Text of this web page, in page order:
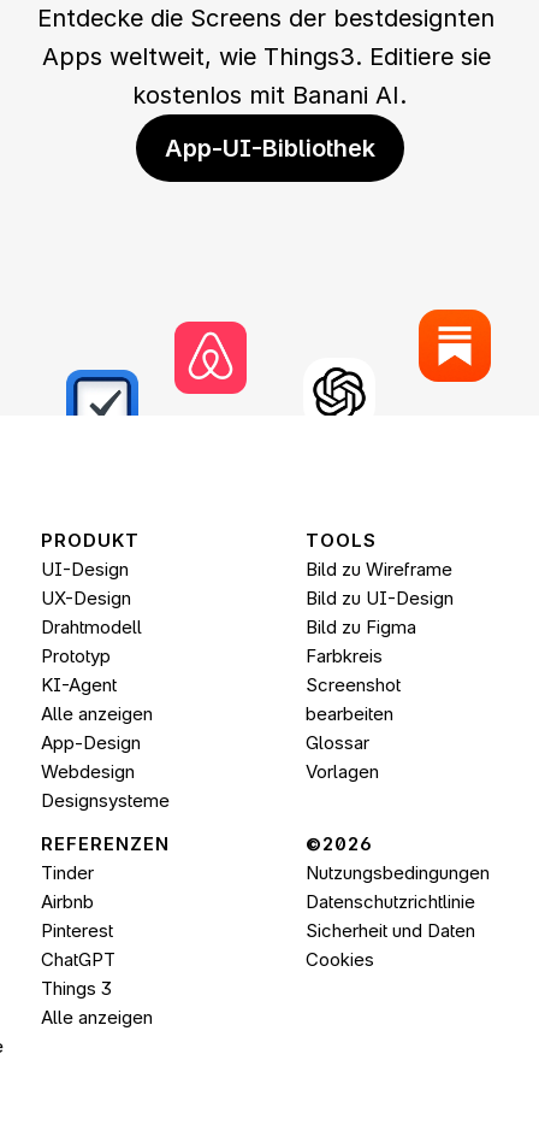
Entdecke die Screens der bestdesignten
Apps weltweit, wie Things3. Editiere sie
kostenlos mit Banani AI.
App-UI-Bibliothek
PRODUKT
UI-Design
UX-Design
Drahtmodell
App-Design
Webdesign
Designsysteme
Prototyp
KI-Agent
Alle anzeigen
TOOLS
Bild zu Wireframe
Bild zu UI-Design
Bild zu Figma
Farbkreis
Screenshot
bearbeiten
Glossar
Vorlagen
REFERENZEN
Tinder
Airbnb
Pinterest
ChatGPT
Things 3
Alle anzeigen
©2026
Nutzungsbedingungen
Datenschutzrichtlinie
Sicherheit und Daten
Cookies